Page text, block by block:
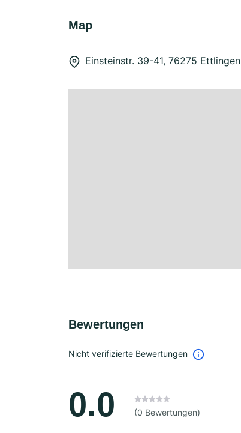
Map
Einsteinstr. 39-41, 76275 Ettlingen
Bewertungen
Nicht verifizierte Bewertungen
0.0 (0 Bewertungen)